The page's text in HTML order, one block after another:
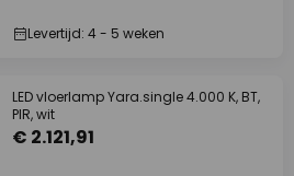
Levertijd: 4 - 5 weken
LED vloerlamp Yara.single 4.000 K, BT,
PIR, wit
€ 2.121,91